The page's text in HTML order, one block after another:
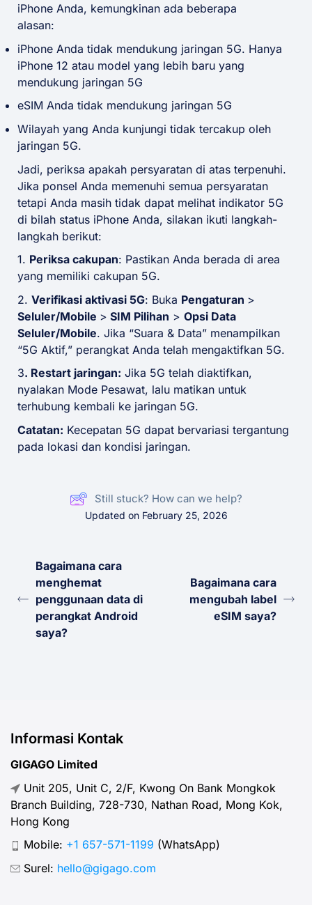
iPhone Anda, kemungkinan ada beberapa
alasan:
iPhone Anda tidak mendukung jaringan 5G. Hanya
iPhone 12 atau model yang lebih baru yang
mendukung jaringan 5G
eSIM Anda tidak mendukung jaringan 5G
Wilayah yang Anda kunjungi tidak tercakup oleh
jaringan 5G.
Jadi, periksa apakah persyaratan di atas terpenuhi.
Jika ponsel Anda memenuhi semua persyaratan
tetapi Anda masih tidak dapat melihat indikator 5G
di bilah status iPhone Anda, silakan ikuti langkah-
langkah berikut:
1. Periksa cakupan: Pastikan Anda berada di area
yang memiliki cakupan 5G.
2. Verifikasi aktivasi 5G: Buka Pengaturan >
Seluler/Mobile > SIM Pilihan > Opsi Data
Seluler/Mobile. Jika “Suara & Data” menampilkan
“5G Aktif,” perangkat Anda telah mengaktifkan 5G.
3. Restart jaringan: Jika 5G telah diaktifkan,
nyalakan Mode Pesawat, lalu matikan untuk
terhubung kembali ke jaringan 5G.
Catatan: Kecepatan 5G dapat bervariasi tergantung
pada lokasi dan kondisi jaringan.
Still stuck? How can we help?
Updated on February 25, 2026
Bagaimana cara
menghemat
penggunaan data di
perangkat Android
saya?
Bagaimana cara
mengubah label
eSIM saya?
Informasi Kontak
GIGAGO Limited
Unit 205, Unit C, 2/F, Kwong On Bank Mongkok
Branch Building, 728-730, Nathan Road, Mong Kok,
Hong Kong
Mobile: +1 657-571-1199 (WhatsApp)
Surel: hello@gigago.com